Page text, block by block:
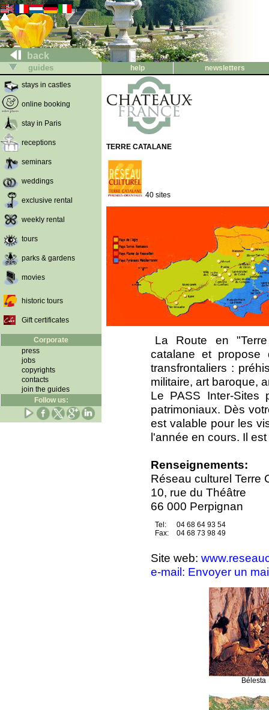
back
guides help
newsletters
stays in castles
online booking
stay in Paris
receptions
seminars
weddings
exclusive rental
weekly rental
tours
parks & gardens
movies
historic tours
Gift certificates
Corporate
press
jobs
copyrights
contacts
join the guides
Follow us:
TERRE CATALANE
40 sites
La Route en
catalane et propose
transfrontaliers :
militaire, art baroque,
Le PASS Inter-Sites
patrimoniaux. Dès
est valable pour les
l'année en cours. Il
Renseignements:
Réseau culturel Terre
10, rue du Théâtre
66 000 Perpignan
Tel:
04 68 64 93 54
Fax:
04 68 73 98 49
Site web:
e-mail: Envoyer un
Bélesta